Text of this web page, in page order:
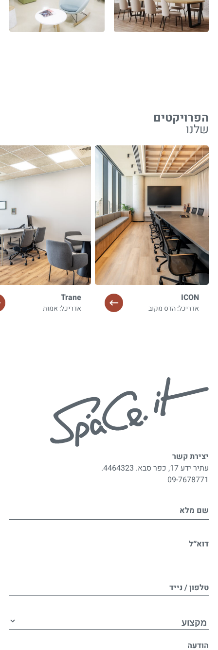
הפרויקטים
שלנו
ICON
אדריכל: הדס מקוב
Trane
אדריכל: אמות
יצירת קשר
עתיר ידע 17, כפר סבא. 4464323.
09-7678771
שם מלא
דוא״ל
טלפון / נייד
הודעה